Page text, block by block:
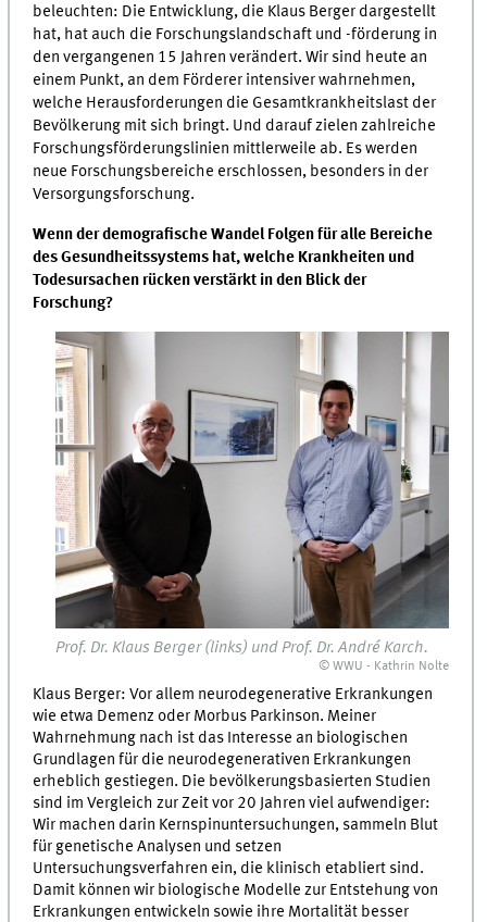
beleuchten: Die Entwicklung, die Klaus Berger dargestellt
hat, hat auch die Forschungslandschaft und -förderung in
den vergangenen 15 Jahren verändert. Wir sind heute an
einem Punkt, an dem Förderer intensiver wahrnehmen,
welche Herausforderungen die Gesamtkrankheitslast der
Bevölkerung mit sich bringt. Und darauf zielen zahlreiche
Forschungsförderungslinien mittlerweile ab. Es werden
neue Forschungsbereiche erschlossen, besonders in der
Versorgungsforschung.
Wenn der demografische Wandel Folgen für alle Bereiche
des Gesundheitssystems hat, welche Krankheiten und
Todesursachen rücken verstärkt in den Blick der
Forschung?
Prof. Dr. Klaus Berger (links) und Prof. Dr. André Karch.
© WWU - Kathrin Nolte
Klaus Berger: Vor allem neurodegenerative Erkrankungen
wie etwa Demenz oder Morbus Parkinson. Meiner
Wahrnehmung nach ist das Interesse an biologischen
Grundlagen für die neurodegenerativen Erkrankungen
erheblich gestiegen. Die bevölkerungsbasierten Studien
sind im Vergleich zur Zeit vor 20 Jahren viel aufwendiger:
Wir machen darin Kernspinuntersuchungen, sammeln Blut
für genetische Analysen und setzen
Untersuchungsverfahren ein, die klinisch etabliert sind.
Damit können wir biologische Modelle zur Entstehung von
Erkrankungen entwickeln sowie ihre Mortalität besser